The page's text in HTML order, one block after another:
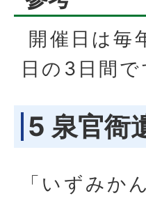
開催日は毎
日の3日間で
5 泉官衙
「いずみか